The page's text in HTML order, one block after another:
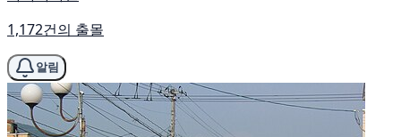
1,172건의 출몰
알림